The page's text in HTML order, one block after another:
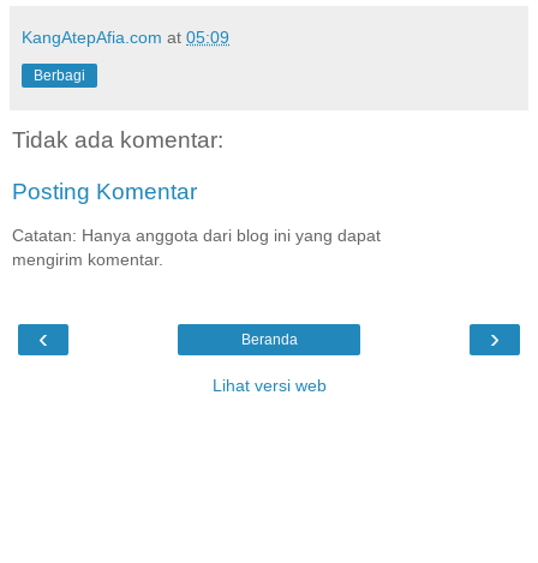
KangAtepAfia.com at 05:09
Berbagi
Tidak ada komentar:
Posting Komentar
Catatan: Hanya anggota dari blog ini yang dapat
mengirim komentar.
‹ ›
Beranda
Lihat versi web